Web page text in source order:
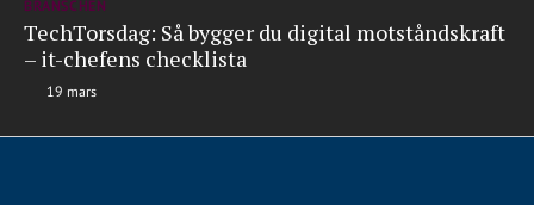
BRANSCHEN
TechTorsdag: Så bygger du digital motståndskraft
– it-chefens checklista
19 mars